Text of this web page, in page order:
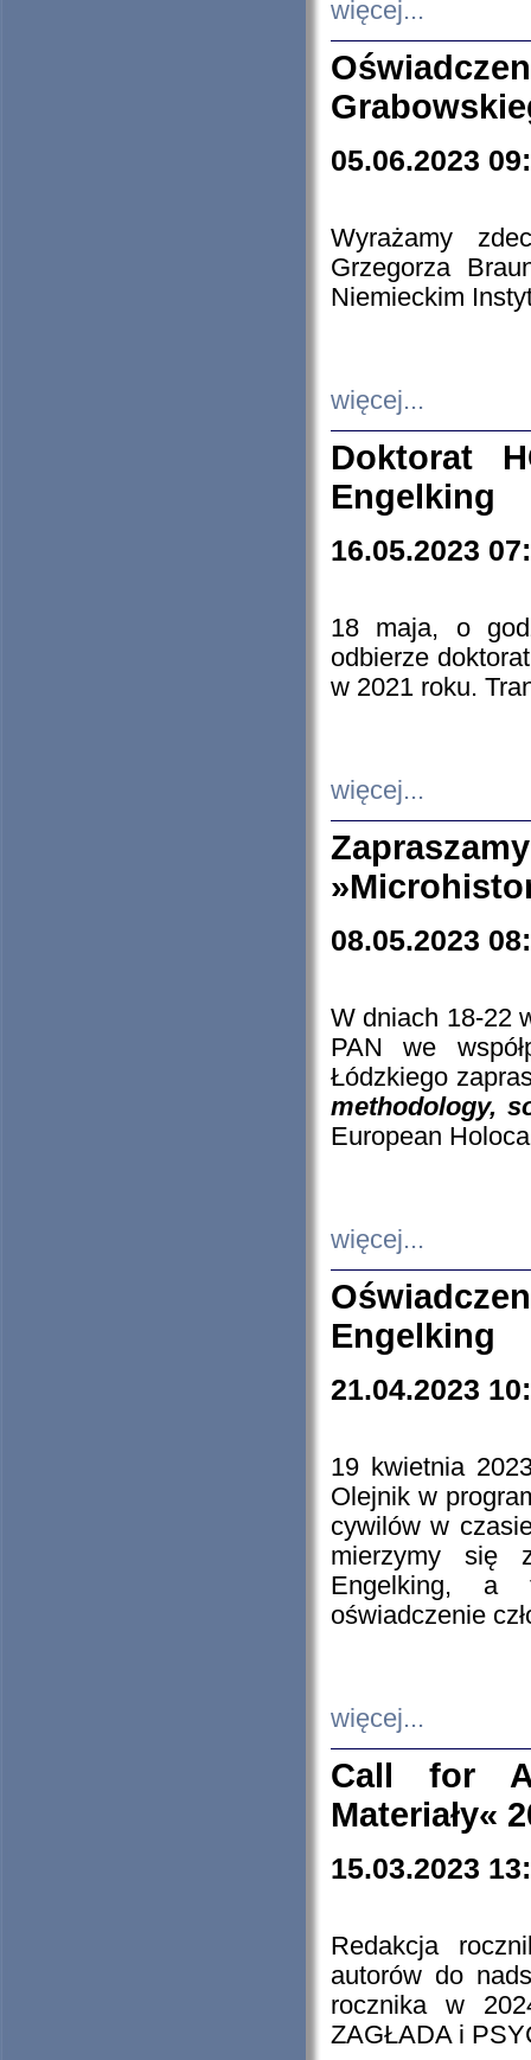
więcej...
05.06.2023
Wyrażamy
Grzegorza
Niemieckim
więcej...
Doktorat
Engelking
16.05.2023
18 maja, o
odbierze
w 2021 roku.
więcej...
08.05.2023
W dniach 18-22
PAN we
Łódzkiego
methodology,
European
więcej...
Engelking
21.04.2023
19 kwietnia
Olejnik w
cywilów w
mierzymy się
Engelking, a
oświadczenie
więcej...
Call for
Materiały«
15.03.2023
Redakcja
autorów do
rocznika w
ZAGŁADA i